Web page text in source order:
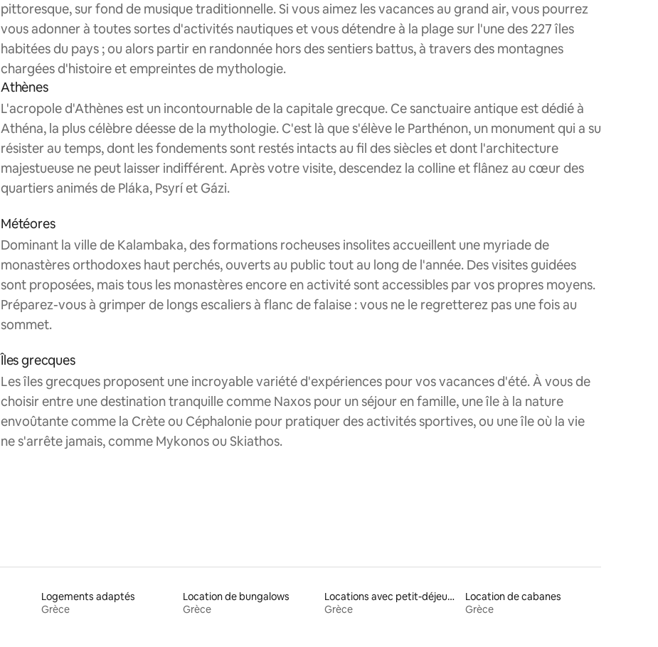
pittoresque, sur fond de musique traditionnelle. Si vous aimez les vacances au grand air, vous pourrez
vous adonner à toutes sortes d'activités nautiques et vous détendre à la plage sur l'une des 227 îles
habitées du pays ; ou alors partir en randonnée hors des sentiers battus, à travers des montagnes
chargées d'histoire et empreintes de mythologie.
Athènes
L'acropole d'Athènes est un incontournable de la capitale grecque. Ce sanctuaire antique est dédié à
Athéna, la plus célèbre déesse de la mythologie. C'est là que s'élève le Parthénon, un monument qui a su
résister au temps, dont les fondements sont restés intacts au fil des siècles et dont l'architecture
majestueuse ne peut laisser indifférent. Après votre visite, descendez la colline et flânez au cœur des
quartiers animés de Pláka, Psyrí et Gázi.
Météores
Dominant la ville de Kalambaka, des formations rocheuses insolites accueillent une myriade de
monastères orthodoxes haut perchés, ouverts au public tout au long de l'année. Des visites guidées
sont proposées, mais tous les monastères encore en activité sont accessibles par vos propres moyens.
Préparez-vous à grimper de longs escaliers à flanc de falaise : vous ne le regretterez pas une fois au
sommet.
Îles grecques
Les îles grecques proposent une incroyable variété d'expériences pour vos vacances d'été. À vous de
choisir entre une destination tranquille comme Naxos pour un séjour en famille, une île à la nature
envoûtante comme la Crète ou Céphalonie pour pratiquer des activités sportives, ou une île où la vie
ne s'arrête jamais, comme Mykonos ou Skiathos.
Logements adaptés
Grèce
Location de bungalows
Grèce
Locations avec petit-déjeuner
Grèce
Location de cabanes
Grèce